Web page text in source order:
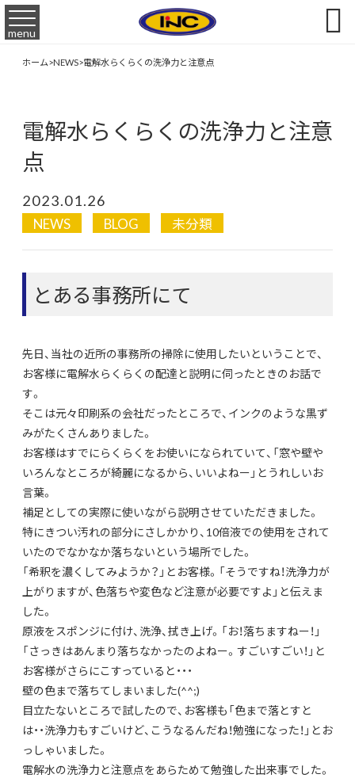
menu 
ホーム>NEWS>電解水らくらくの洗浄力と注意点
電解水らくらくの洗浄力と注意
点
2023.01.26
NEWS BLOG 未分類
とある事務所にて
先日、当社の近所の事務所の掃除に使用したいということで、
お客様に電解水らくらくの配達と説明に伺ったときのお話で
す。
そこは元々印刷系の会社だったところで、インクのような黒ず
みがたくさんありました。
お客様はすでにらくらくをお使いになられていて、「窓や壁や
いろんなところが綺麗になるから、いいよねー」とうれしいお
言葉。
補足としての実際に使いながら説明させていただきました。
特にきつい汚れの部分にさしかかり、10倍液での使用をされて
いたのでなかなか落ちないという場所でした。
「希釈を濃くしてみようか？」とお客様。「そうですね！洗浄力が
上がりますが、色落ちや変色など注意が必要ですよ」と伝えま
した。
原液をスポンジに付け、洗浄、拭き上げ。「お！落ちますねー！」
「さっきはあんまり落ちなかったのよねー。すごいすごい！」と
お客様がさらにこすっていると・・・
壁の色まで落ちてしまいました(^^;)
目立たないところで試したので、お客様も「色まで落とすと
は・・洗浄力もすごいけど、こうなるんだね！勉強になった！」とお
っしゃいました。
電解水の洗浄力と注意点をあらためて勉強した出来事でした。